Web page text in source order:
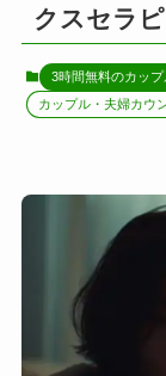
クスセラ
3時間無料のカッ
カップル・夫婦カウ